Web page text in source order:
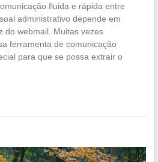
fluida e rápida entre
administrativo depende em
do webmail. Muitas vezes
ferramenta de comunicação
para que se possa extrair o